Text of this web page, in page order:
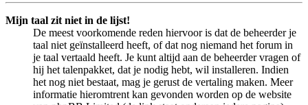
Mijn taal zit niet in de lijst!
De meest voorkomende reden hiervoor is dat de beheerder je
taal niet geïnstalleerd heeft, of dat nog niemand het forum in
je taal vertaald heeft. Je kunt altijd aan de beheerder vragen of
hij het talenpakket, dat je nodig hebt, wil installeren. Indien
het nog niet bestaat, mag je gerust de vertaling maken. Meer
informatie hieromtrent kan gevonden worden op de website